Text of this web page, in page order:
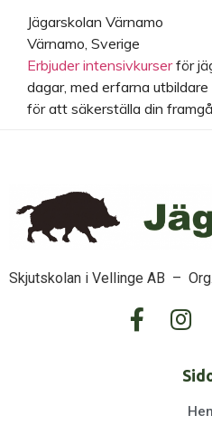
Jägarskolan Värnamo
Värnamo, Sverige
Erbjuder intensivkurserför
dagar, med erfarna
för att säkerställa din
Skjutskolan i Vellinge AB –